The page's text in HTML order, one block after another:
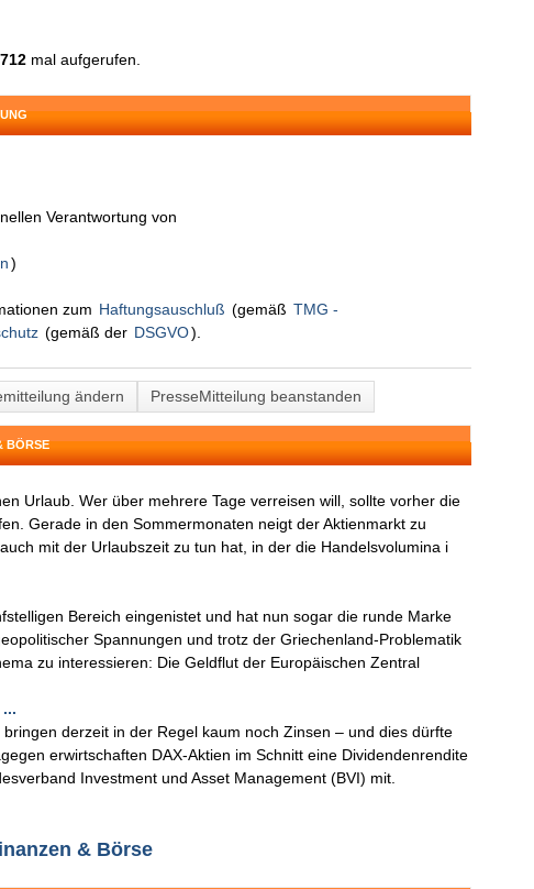
712 mal aufgerufen.
Verantwortung von
)
zum Haftungsauschluß (gemäß TMG -
(gemäß der DSGVO).
ändern PresseMitteilung beanstanden
BÖRSE
Urlaub. Wer über mehrere Tage verreisen will, sollte vorher die
Gerade in den Sommermonaten neigt der Aktienmarkt zu
mit der Urlaubszeit zu tun hat, in der die Handelsvolumina i
Bereich eingenistet und hat nun sogar die runde Marke
Spannungen und trotz der Griechenland-Problematik
zu interessieren: Die Geldflut der Europäischen Zentral
derzeit in der Regel kaum noch Zinsen – und dies dürfte
erwirtschaften DAX-Aktien im Schnitt eine Dividendenrendite
Investment und Asset Management (BVI) mit.
& Börse